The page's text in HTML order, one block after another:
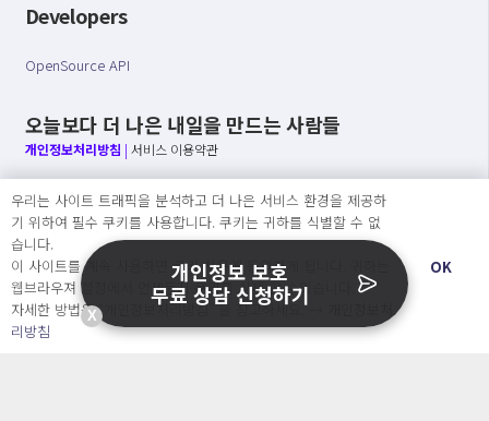
Developers
OpenSource API
오늘보다 더 나은 내일을 만드는 사람들
개인정보처리방침 | 서비스 이용약관
○ 개인정보보호 컴플라이언스를 선도하겠습니다.
○ 정보주체의 권리를 보장하겠습니다.
○ 기업의 개인정보보호를 위한 효율적 관리를 보장하겠습니다.
Copyright Ⓒ
2026 O.NE PEOPLE Co., Ltd. All rights reserved.
우리는 사이트 트래픽을 분석하고 더 나은 서비스 환경을 제공하
기 위하여 필수 쿠키를 사용합니다. 쿠키는 귀하를 식별할 수 없
습니다.
이 사이트를 계속 사용하면 쿠키 사용에 동의하게 됩니다. 귀하는
웹브라우져 설정에서 언제든지 쿠키를 삭제 할 수있습니다.
자세한 방법은 “개인정보처리방침” 을 참고하세요. →
리방침
OK
X
개인정보 보호
무료 상담 신청하기